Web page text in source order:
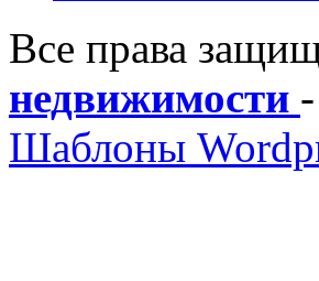
Все права
недвижимости -
Шаблоны